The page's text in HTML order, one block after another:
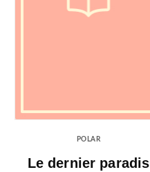
POLAR
Le dernier paradis